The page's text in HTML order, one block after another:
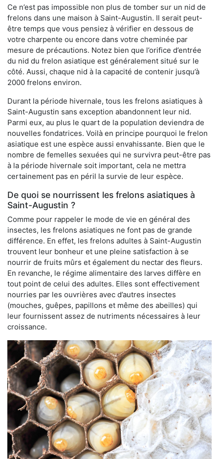
Ce n’est pas impossible non plus de tomber sur un nid de
frelons dans une maison à Saint-Augustin. Il serait peut-
être temps que vous pensiez à vérifier en dessous de
votre charpente ou encore dans votre cheminée par
mesure de précautions. Notez bien que l’orifice d’entrée
du nid du frelon asiatique est généralement situé sur le
côté. Aussi, chaque nid à la capacité de contenir jusqu’à
2000 frelons environ.
Durant la période hivernale, tous les frelons asiatiques à
Saint-Augustin sans exception abandonnent leur nid.
Parmi eux, au plus le quart de la population deviendra de
nouvelles fondatrices. Voilà en principe pourquoi le frelon
asiatique est une espèce aussi envahissante. Bien que le
nombre de femelles sexuées qui ne survivra peut-être pas
à la période hivernale soit important, cela ne mettra
certainement pas en péril la survie de leur espèce.
De quoi se nourrissent les frelons asiatiques à
Saint-Augustin ?
Comme pour rappeler le mode de vie en général des
insectes, les frelons asiatiques ne font pas de grande
différence. En effet, les frelons adultes à Saint-Augustin
trouvent leur bonheur et une pleine satisfaction à se
nourrir de fruits mûrs et également du nectar des fleurs.
En revanche, le régime alimentaire des larves diffère en
tout point de celui des adultes. Elles sont effectivement
nourries par les ouvrières avec d’autres insectes
(mouches, guêpes, papillons et même des abeilles) qui
leur fournissent assez de nutriments nécessaires à leur
croissance.